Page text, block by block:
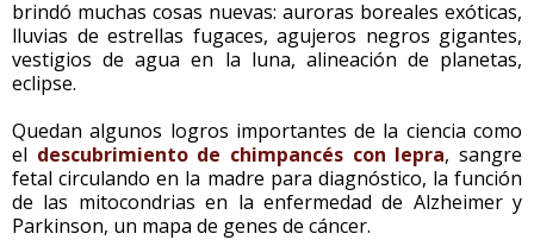
brindó muchas cosas nuevas: auroras boreales exóticas,
lluvias de estrellas fugaces, agujeros negros gigantes,
vestigios de agua en la luna, alineación de planetas,
eclipse.
Quedan algunos logros importantes de la ciencia como
el descubrimiento de chimpancés con lepra, sangre
fetal circulando en la madre para diagnóstico, la función
de las mitocondrias en la enfermedad de Alzheimer y
Parkinson, un mapa de genes de cáncer.